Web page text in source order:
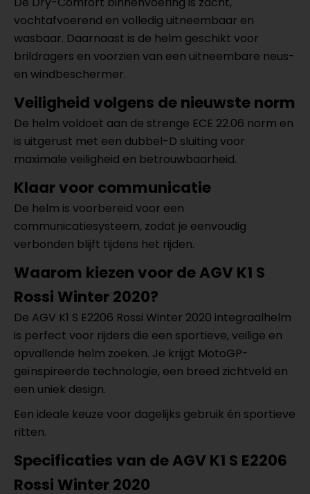
vochtafvoerend en volledig uitneembaar en
wasbaar. Daarnaast is de helm geschikt voor
brildragers en voorzien van een uitneembare neus-
en windbeschermer.
Veiligheid volgens de nieuwste norm
De helm voldoet aan de strenge ECE 22.06 norm en
is uitgerust met een dubbel-D sluiting voor
maximale veiligheid en betrouwbaarheid.
Klaar voor communicatie
De helm is voorbereid voor een
communicatiesysteem, zodat je eenvoudig
verbonden blijft tijdens het rijden.
Waarom kiezen voor de AGV K1 S
Rossi Winter 2020?
De AGV K1 S E2206 Rossi Winter 2020 integraalhelm
is perfect voor rijders die een sportieve, veilige en
opvallende helm zoeken. Je krijgt MotoGP-
geïnspireerde technologie, een breed zichtveld en
een uniek design.
Een ideale keuze voor dagelijks gebruik én sportieve
ritten.
Specificaties van deAGV K1 S E2206
Rossi Winter 2020